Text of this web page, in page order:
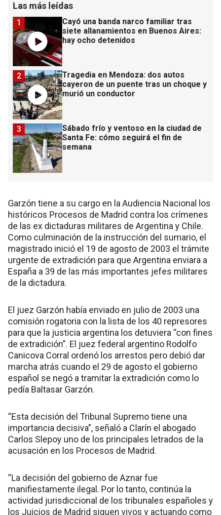
Las más leídas
Cayó una banda narco familiar tras
siete allanamientos en Buenos Aires:
hay ocho detenidos
1
Tragedia en Mendoza: dos autos
cayeron de un puente tras un choque y
murió un conductor
2
Sábado frío y ventoso en la ciudad de
Santa Fe: cómo seguirá el fin de
semana
3
Garzón tiene a su cargo en la Audiencia Nacional los
históricos Procesos de Madrid contra los crímenes
de las ex dictaduras militares de Argentina y Chile.
Como culminación de la instrucción del sumario, el
magistrado inició el 19 de agosto de 2003 el trámite
urgente de extradición para que Argentina enviara a
España a 39 de las más importantes jefes militares
de la dictadura.
El juez Garzón había enviado en julio de 2003 una
comisión rogatoria con la lista de los 40 represores
para que la justicia argentina los detuviera “con fines
de extradición”. El juez federal argentino Rodolfo
Canicova Corral ordenó los arrestos pero debió dar
marcha atrás cuando el 29 de agosto el gobierno
español se negó a tramitar la extradición como lo
pedía Baltasar Garzón.
“Esta decisión del Tribunal Supremo tiene una
importancia decisiva”, señaló a Clarín el abogado
Carlos Slepoy uno de los principales letrados de la
acusación en los Procesos de Madrid.
“La decisión del gobierno de Aznar fue
manifiestamente ilegal. Por lo tanto, continúa la
actividad jurisdiccional de los tribunales españoles y
los Juicios de Madrid siguen vivos y actuando como